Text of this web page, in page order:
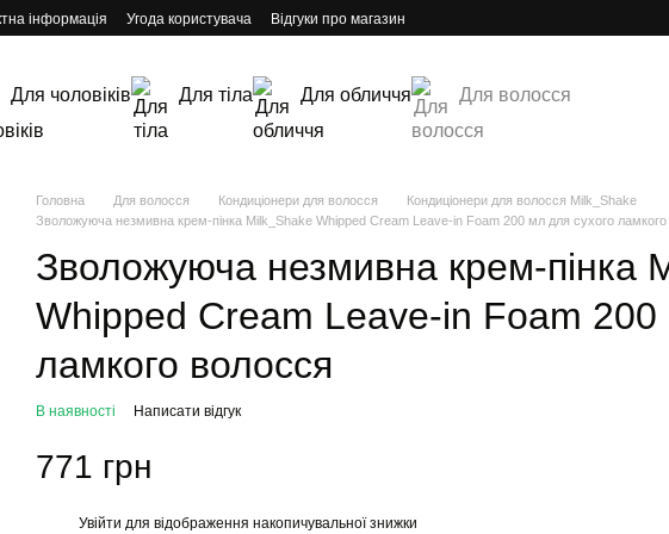
інформація Угода користувача Відгуки про магазин
Для чоловіків Для тіла Для обличчя Для волосся
Головна Для волосся Кондиціонери для волосся
Кондиціонери для волосся Milk_Shake
Зволожуюча незмивна крем-пінка Milk_Shake Whipped Cream Leave-in Foam 200 мл для сухого ламкого
Зволожуюча незмивна крем-пінка
Whipped Cream Leave-in Foam 200
ламкого волосся
В наявності Написати відгук
771 грн
Увійти для відображення накопичувальної знижки